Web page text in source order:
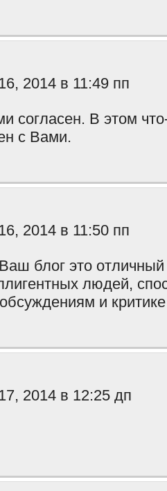
2014 в 11:49 пп
согласен. В этом
с Вами.
2014 в 11:50 пп
блог это отличный
людей,
и
2014 в 12:25 дп